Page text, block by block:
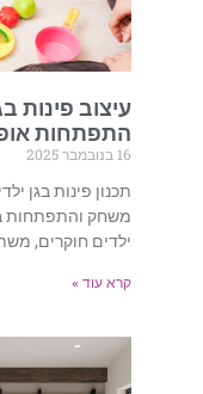
עיצוב פינות
התפתחות
16 בנובמבר 2025
תכנון פינות בגן
משחק והתפתחות
ילדים חוקרים,
קרא עוד »